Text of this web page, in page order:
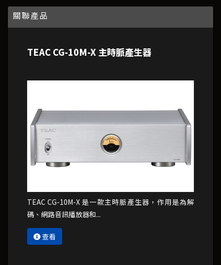
關聯產品
TEAC CG-10M-X 是一款主時脈產生器，作用是為解
碼、網路音訊播放器和...
查看
TEAC CG-10M-X 主時脈產生器